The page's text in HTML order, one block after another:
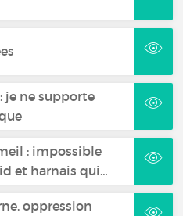
je ne supporte
: impossible
et harnais qui…
oppression